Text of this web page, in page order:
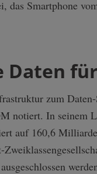
das Smartphone
Daten
zum
notiert. In seinem
auf 160,6